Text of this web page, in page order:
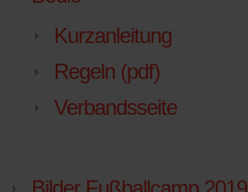
Kurzanleitung
Regeln (pdf)
Verbandsseite